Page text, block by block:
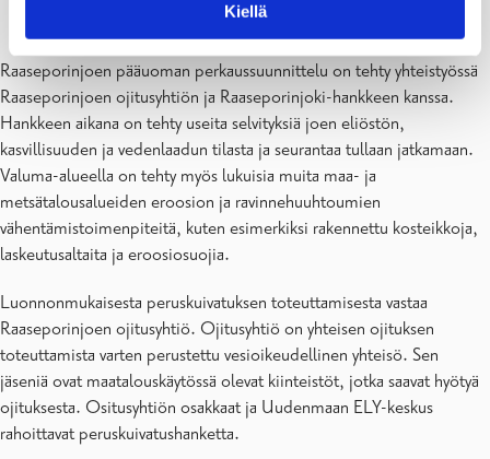
Kiellä
Kaksitasouoman tulvatasanteet tehdään pääuoman sivuille.
Raaseporinjoen pääuoman perkaussuunnittelu on tehty yhteistyössä
Raaseporinjoen ojitusyhtiön ja Raaseporinjoki-hankkeen kanssa.
Hankkeen aikana on tehty useita selvityksiä joen eliöstön,
kasvillisuuden ja vedenlaadun tilasta ja seurantaa tullaan jatkamaan.
Valuma-alueella on tehty myös lukuisia muita maa- ja
metsätalousalueiden eroosion ja ravinnehuuhtoumien
vähentämistoimenpiteitä, kuten esimerkiksi rakennettu kosteikkoja,
laskeutusaltaita ja eroosiosuojia.
Luonnonmukaisesta peruskuivatuksen toteuttamisesta vastaa
Raaseporinjoen ojitusyhtiö. Ojitusyhtiö on yhteisen ojituksen
toteuttamista varten perustettu vesioikeudellinen yhteisö. Sen
jäseniä ovat maatalouskäytössä olevat kiinteistöt, jotka saavat hyötyä
ojituksesta. Ositusyhtiön osakkaat ja Uudenmaan ELY-keskus
rahoittavat peruskuivatushanketta.